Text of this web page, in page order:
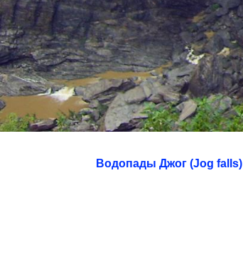
Водопады Джог (Jog falls)